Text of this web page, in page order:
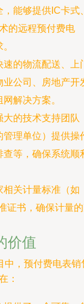
，能够提供IC卡式
的远程预付费电
速的物流配送、上
业公司、房地产开
解决方案。
大的技术支持团队
管理单位）提供操
查等，确保系统顺
关计量标准（如
证书，确保计量
价值
中，预付费电表销
：